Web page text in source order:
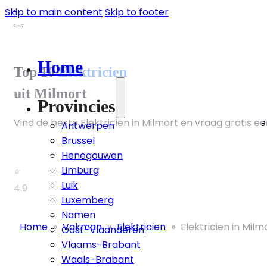
Skip to main content Skip to footer
Home
Provincies
Antwerpen
Brussel
Henegouwen
Limburg
Luik
Luxemberg
Namen
Oost-Vlaanderen
Vlaams-Brabant
Waals-Brabant
Top 10Elektricien
uit Milmort
Vind de beste Elektricien in Milmort en vraag gratis
⭐
4.9
Home » Vakman » Elektricien » Elektricien in